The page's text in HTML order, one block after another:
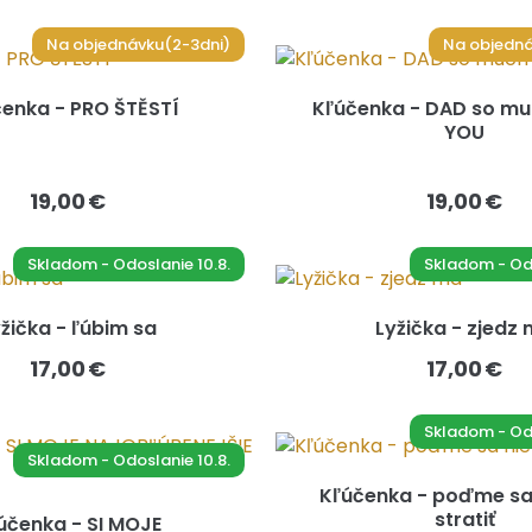
Na objednávku(2-3dni)
- PRO ŠTĚSTÍ
19,00 €
Na
Kľúčenka - DAD so
YOU
19,00 €
Skladom - Odoslanie 10.8.
- ľúbim sa
17,00 €
Skladom -
Lyžička - zjedz
17,00 €
Skladom - Odoslanie 10.8.
- SI MOJE
Skladom -
Kľúčenka - poďme
stratiť